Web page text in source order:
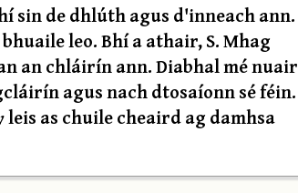
sin de dhlúth agus d'inneach ann.
leo. Bhí a athair, S. Mhag
an chláirín ann. Diabhal mé nuair
agus nach dtosaíonn sé féin.
leis as chuile cheaird ag damhsa